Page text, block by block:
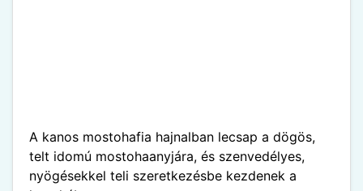
A kanos mostohafia hajnalban lecsap a dögös,
telt idomú mostohaanyjára, és szenvedélyes,
nyögésekkel teli szeretkezésbe kezdenek a